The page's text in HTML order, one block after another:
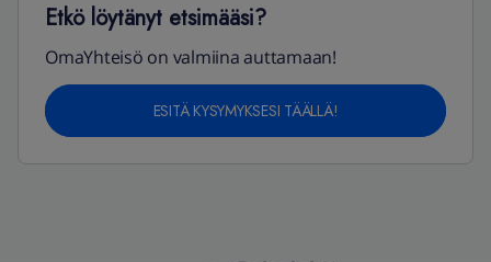
Etkö löytänyt etsimääsi?
OmaYhteisö on valmiina auttamaan!
ESITÄ KYSYMYKSESI TÄÄLLÄ!